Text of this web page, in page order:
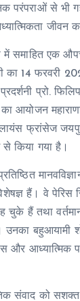
परंपराओं से भी
जीवन
में समाहित एक
का 14 फरवरी
प्रो.
का आयोजन
फ्रांसेज
किया गया है।
हैं। वे पेरिस
चुके हैं तथा
बहुआयामी
और
संवाद को